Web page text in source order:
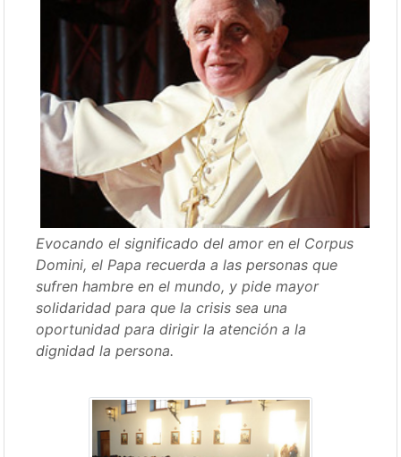
Evocando el significado del amor en el Corpus
Domini, el Papa recuerda a las personas que
sufren hambre en el mundo, y pide mayor
solidaridad para que la crisis sea una
oportunidad para dirigir la atención a la
dignidad la persona.